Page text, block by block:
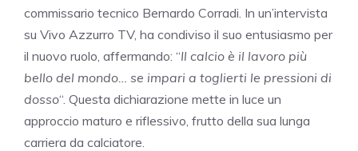
commissario tecnico Bernardo Corradi. In un’intervista
su Vivo Azzurro TV, ha condiviso il suo entusiasmo per
il nuovo ruolo, affermando: “Il calcio è il lavoro più
bello del mondo… se impari a toglierti le pressioni di
dosso“. Questa dichiarazione mette in luce un
approccio maturo e riflessivo, frutto della sua lunga
carriera da calciatore.